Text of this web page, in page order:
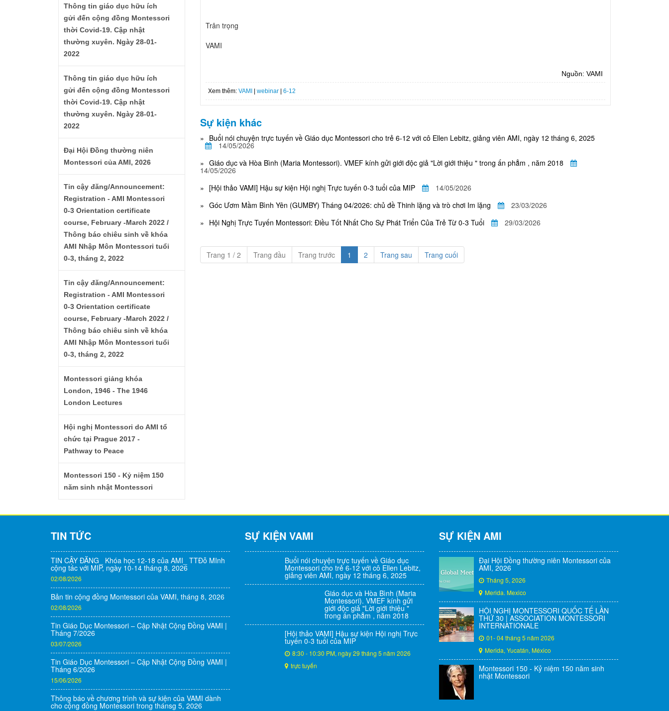
Trân trọng
VAMI
Nguồn: VAMI
Xem thêm: VAMI | webinar | 6-12
Sự kiện khác
Buổi nói chuyện trực tuyến về Giáo dục Montessori cho trẻ 6-12 với cô Ellen Lebitz, giảng viên AMI, ngày 12 tháng 6, 2025
14/05/2026
Giáo dục và Hòa Bình (Maria Montessori). VMEF kính gửi giới độc giả "Lời giới thiệu " trong ấn phẳm , năm 2018
14/05/2026
[Hội thảo VAMI] Hậu sự kiện Hội nghị Trực tuyến 0-3 tuổi của MIP
14/05/2026
Góc Ươm Mầm Bình Yên (GUMBY) Tháng 04/2026: chủ đề Thinh lặng và trò chơi Im lặng
23/03/2026
Hội Nghị Trực Tuyến Montessori: Điều Tốt Nhất Cho Sự Phát Triển Của Trẻ Từ 0-3 Tuổi
29/03/2026
Trang 1 / 2 Trang đầu Trang trước 1 2 Trang sau Trang cuối
Thông tin giáo dục hữu ích
gửi đến cộng đồng Montessori
thời Covid-19. Cập nhật
thường xuyên. Ngày 28-01-
2022
Thông tin giáo dục hữu ích
gửi đến cộng đồng Montessori
thời Covid-19. Cập nhật
thường xuyên. Ngày 28-01-
2022
Đại Hội Đồng thường niên
Montessori của AMI, 2026
Tin cậy đăng/Announcement:
Registration - AMI Montessori
0-3 Orientation certificate
course, February -March 2022 /
Thông báo chiêu sinh về khóa
AMI Nhập Môn Montessori tuổi
0-3, tháng 2, 2022
Tin cậy đăng/Announcement:
Registration - AMI Montessori
0-3 Orientation certificate
course, February -March 2022 /
Thông báo chiêu sinh về khóa
AMI Nhập Môn Montessori tuổi
0-3, tháng 2, 2022
Montessori giảng khóa
London, 1946 - The 1946
London Lectures
Hội nghị Montessori do AMI tổ
chức tại Prague 2017 -
Pathway to Peace
Montessori 150 - Kỷ niệm 150
năm sinh nhật Montessori
TIN TỨC
TIN CẬY ĐĂNG_ Khóa học 12-18 của AMI_ TTĐỗ MInh
cộng tác với MIP, ngày 10-14 tháng 8, 2026
02/08/2026
Bản tin cộng đồng Montessori của VAMI, tháng 8, 2026
02/08/2026
Tin Giáo Dục Montessori – Cập Nhật Cộng Đồng VAMI |
Tháng 7/2026
03/07/2026
Tin Giáo Dục Montessori – Cập Nhật Cộng Đồng VAMI |
Tháng 6/2026
15/06/2026
Thông báo về chương trình và sự kiện của VAMI dành
cho cộng đồng Montessori trong thánsg 5, 2026
SỰ KIỆN VAMI
Buổi nói chuyện trực tuyến về Giáo dục
Montessori cho trẻ 6-12 với cô Ellen Lebitz,
giảng viên AMI, ngày 12 tháng 6, 2025
Giáo dục và Hòa Bình (Maria
Montessori). VMEF kính gửi
giới độc giả "Lời giới thiệu "
trong ấn phẳm , năm 2018
[Hội thảo VAMI] Hậu sự kiện Hội nghị Trực
tuyến 0-3 tuổi của MIP
8:30 - 10:30 PM, ngày 29 tháng 5 năm 2026
trực tuyến
SỰ KIỆN AMI
Đại Hội Đồng thường niên Montessori của
AMI, 2026
Tháng 5, 2026
Merida. Mexico
HỘI NGHỊ MONTESSORI QUỐC TẾ LẦN
THỨ 30 | ASSOCIATION MONTESSORI
INTERNATIONALE
01- 04 tháng 5 năm 2026
Merida, Yucatán, México
Montessori 150 - Kỷ niệm 150 năm sinh
nhật Montessori